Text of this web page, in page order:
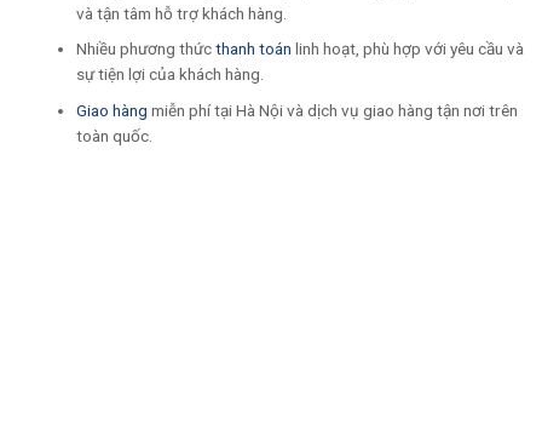
và tận tâm hỗ trợ khách hàng.
Nhiều phương thứcthanh toán linh hoạt, phù hợp với yêu cầu và
sự tiện lợi của khách hàng.
Giao hàng miễn phí tại Hà Nội và dịch vụ giao hàng tận nơi trên
toàn quốc.